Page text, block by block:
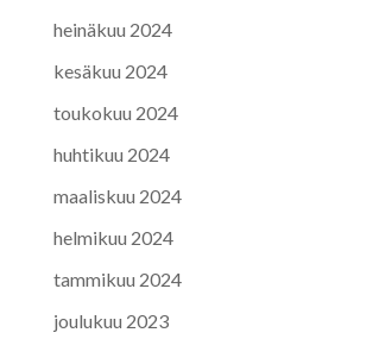
heinäkuu 2024
kesäkuu 2024
toukokuu 2024
huhtikuu 2024
maaliskuu 2024
helmikuu 2024
tammikuu 2024
joulukuu 2023